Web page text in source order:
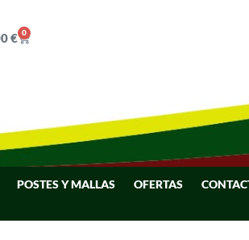
€ 0
POSTES Y MALLAS OFERTAS